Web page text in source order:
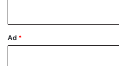
Ad *